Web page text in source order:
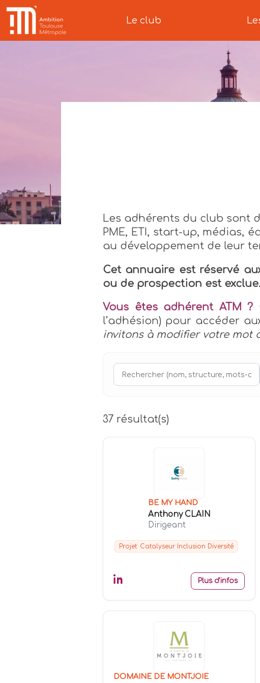
Le club
Les adhérents du club sont
PME, ETI, start-up, médias,
au développement de leur
Cet annuaire est réservé
ou de prospection est exclue.
Vous êtes adhérent ATM ?
l’adhésion) pour accéder
invitons à modifier votre mot
37 résultat(s)
BE MY HAND
Anthony CLAIN
Dirigeant
Projet: Catalyseur Inclusion Diversité
Plus d'infos
DOMAINE DE MONTJOIE